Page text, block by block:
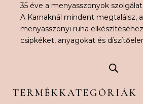
35 éve a menyasszonyok
A Karnaknál mindent megtalálsz,
menyasszonyi ruha
csipkéket, anyagokat és
TERMÉKKATEGÓRIÁK